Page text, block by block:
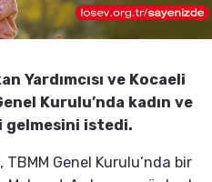
Yardımcısı ve Kocaeli
Kurulu’nda kadın ve
gelmesini istedi.
Genel Kurulu’nda bir